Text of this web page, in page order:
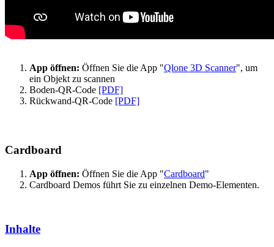
App öffnen: Öffnen Sie die App "Qlone 3D Scanner", um
ein Objekt zu scannen
Boden-QR-Code [PDF]
Rückwand-QR-Code [PDF]
Cardboard
App öffnen: Öffnen Sie die App "Cardboard"
Cardboard Demos führt Sie zu einzelnen Demo-Elementen.
Inhalte